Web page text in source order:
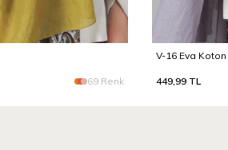
69 Renk
V-16 Eva Koton
449,99 TL